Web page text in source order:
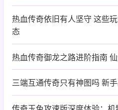
热血传奇依旧有人坚守 这些
态
热血传奇御龙之路进阶指南
三端互通传奇只有神图吗 新